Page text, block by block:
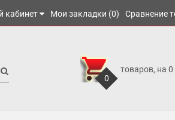
кабинет Мои закладки (0) Сравнение
0
товаров, на 0